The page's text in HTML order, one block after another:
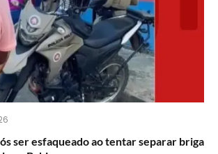
ser esfaqueado ao tentar separar briga